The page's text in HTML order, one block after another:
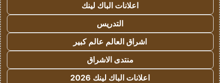
اعلانات الباك لينك
التدريس
اشراق العالم عالم كبير
منتدى الاشراق
اعلانات الباك لينك 2026